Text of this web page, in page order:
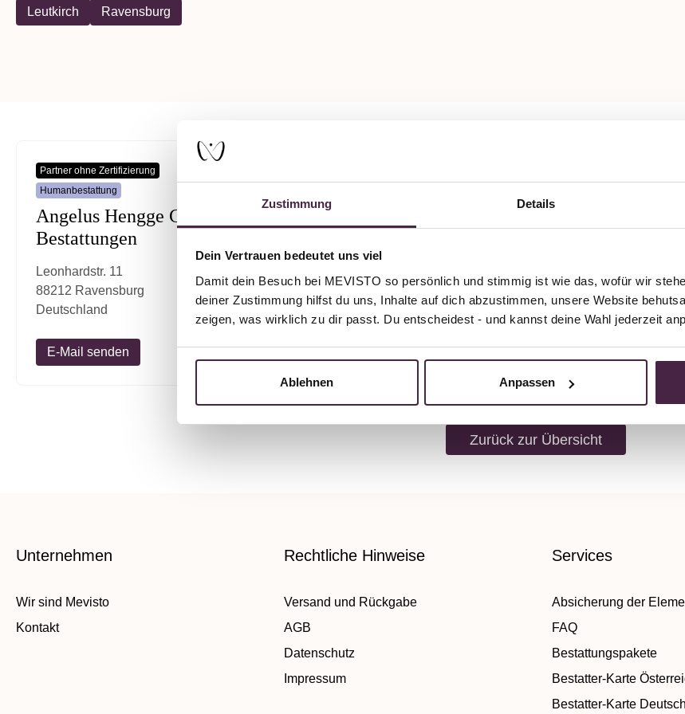
Zustimmung Details
Dein Vertrauen bedeutet uns viel
Damit dein Besuch bei MEVISTO so persönlich und stimmig ist wie das, wofür wir
deiner Zustimmung hilfst du uns, Inhalte auf dich abzustimmen, unsere Website
zeigen, was wirklich zu dir passt. Du entscheidest - und kannst deine Wahl jederzeit
Ablehnen Anpassen
Leutkirch Ravensburg
Partner ohne Zertifizierung
Humanbestattung
Angelus Hengge GmbH
Bestattungen
Leonhardstr. 11
88212 Ravensburg
Deutschland
E-Mail senden
Bestattungen Gredler
Deutschland
E-Mail senden
Zurück zur Übersicht
Unternehmen
Wir sind Mevisto
Kontakt
Rechtliche Hinweise
Versand und Rückgabe
AGB
Datenschutz
Impressum
Services
Absicherung der
FAQ
Bestattungspakete
Bestatter-Karte
Bestatter-Karte